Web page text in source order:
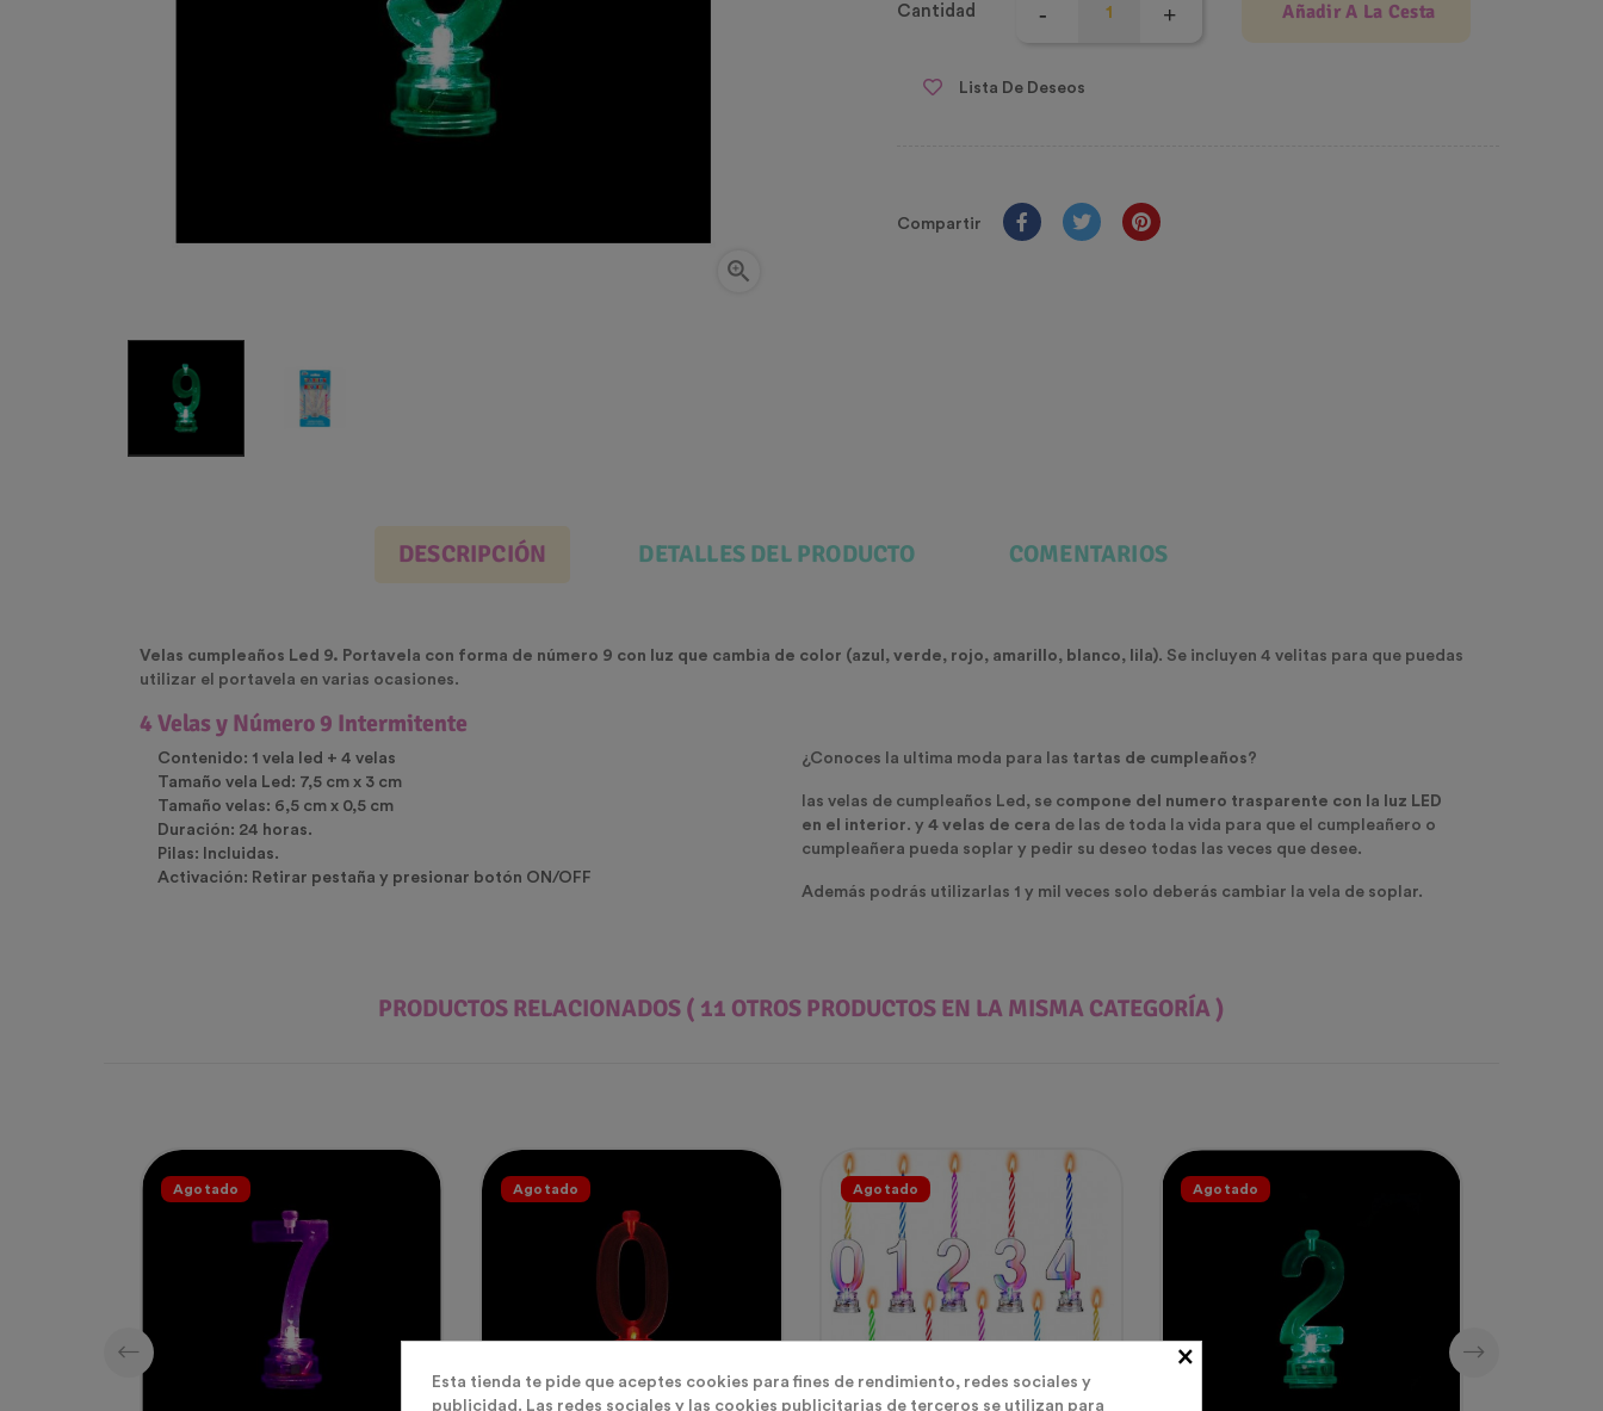

Cantidad Añadir A La Cesta
Lista De Deseos
Compartir
DESCRIPCIÓN DETALLES DEL PRODUCTO COMENTARIOS
Velas cumpleaños Led 9. Portavela con forma de número 9 con luz que cambia de color (azul, verde, rojo, amarillo, blanco, lila). Se incluyen 4 velitas para que puedas
utilizar el portavela en varias ocasiones.
4 Velas y Número 9 Intermitente
Contenido: 1 vela led + 4 velas
Tamaño vela Led: 7,5 cm x 3 cm
Tamaño velas: 6,5 cm x 0,5 cm
Duración: 24 horas.
Pilas:
Incluidas.
Activación: Retirar pestaña y presionar botón ON/OFF
¿Conoces la ultima moda para las tartas de cumpleaños?
las velas de cumpleaños Led, se compone del numero trasparente con la luz LED
en el interior. y 4 velas de cera de las de toda la vida para que el cumpleañero o
cumpleañera pueda soplar y pedir su deseo todas las veces que desee.
Además podrás utilizarlas 1 y mil veces solo deberás cambiar la vela de soplar.
PRODUCTOS RELACIONADOS ( 11 OTROS PRODUCTOS EN LA MISMA CATEGORÍA )
Agotado Agotado Agotado Agotado
×
Esta tienda te pide que aceptes cookies para fines de rendimiento, redes sociales y
publicidad. Las redes sociales y las cookies publicitarias de terceros se utilizan para